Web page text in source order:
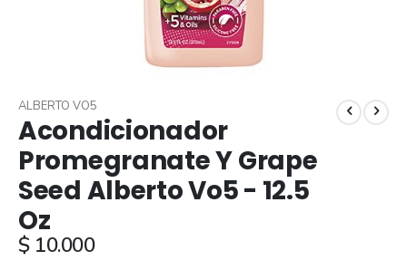
to
the
beginning
of
the
images
gallery
Acondicionador
Promegranate Y Grape
Seed Alberto Vo5 - 12.5
Oz
ALBERTO VO5
$ 10.000